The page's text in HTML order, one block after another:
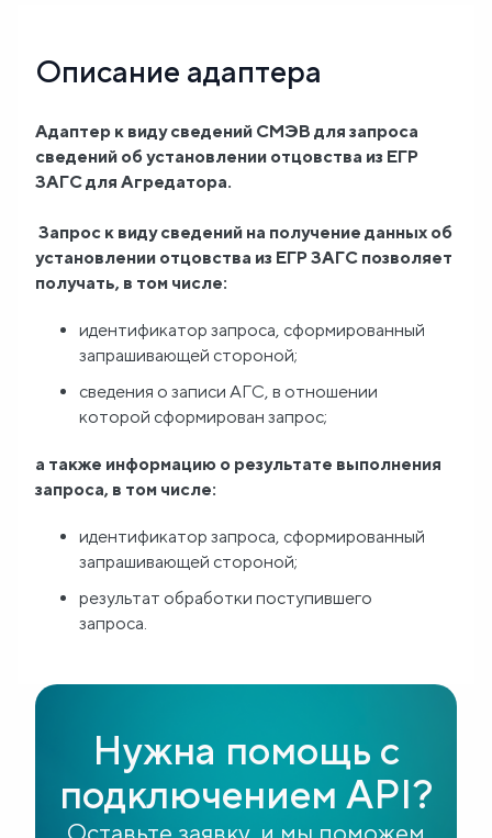
нас
FAQ
Описание адаптера
Адаптер к виду сведений СМЭВ для запроса
сведений об установлении отцовства из ЕГР
ЗАГС для Агредатора.
Запрос к виду сведений на получение данных об
установлении отцовства из ЕГР ЗАГС позволяет
получать, в том числе:
идентификатор запроса, сформированный
запрашивающей стороной;
сведения о записи АГС, в отношении
которой сформирован запрос;
а также информацию о результате выполнения
запроса, в том числе:
идентификатор запроса, сформированный
запрашивающей стороной;
результат обработки поступившего
запроса.
Нужна помощь с
подключением API?